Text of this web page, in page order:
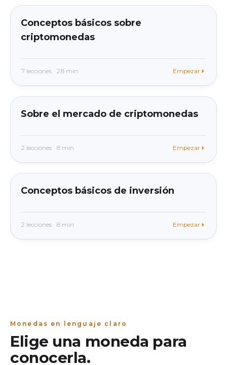
Conceptos básicos sobre
criptomonedas
7 lecciones · 28 min Empezar
beginner En la app
Sobre el mercado de criptomonedas
2 lecciones · 8 min Empezar
beginner En la app
Conceptos básicos de inversión
2 lecciones · 8 min Empezar
Monedas en lenguaje claro
Elige una moneda para
conocerla.